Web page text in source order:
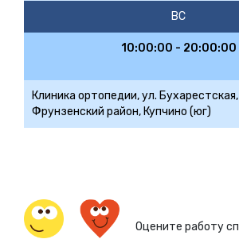
ВС
10:00:00 - 20:00:00
Клиника ортопедии, ул. Бухарестская,
Фрунзенский район, Купчино (юг)
Оцените работу